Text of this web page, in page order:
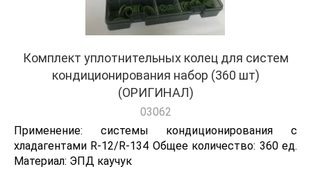
Комплект уплотнительных колец для систем
кондиционирования набор (360 шт)
(ОРИГИНАЛ)
03062
Применение: системы кондиционирования с
хладагентами R-12/R-134 Общее количество: 360 ед.
Материал: ЭПД каучук